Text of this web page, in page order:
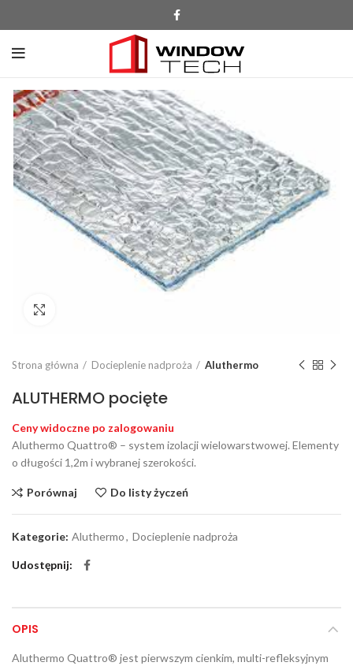
Strona główna Docieplenie nadproża Aluthermo
ALUTHERMO pocięte
Ceny widoczne po zalogowaniu
Aluthermo Quattro® – system izolacji wielowarstwowej. Elementy
o długości 1,2m i wybranej szerokości.
Porównaj Do listy życzeń
Kategorie: Aluthermo, Docieplenie nadproża
Udostępnij
OPIS
Aluthermo Quattro® jest pierwszym cienkim, multi-refleksyjnym